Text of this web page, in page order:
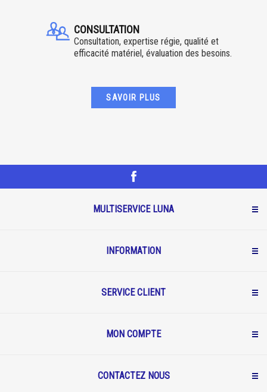
CONSULTATION
Consultation, expertise régie, qualité et
efficacité matériel, évaluation des besoins.
SAVOIR PLUS
MULTISERVICE LUNA
INFORMATION
SERVICE CLIENT
MON COMPTE
CONTACTEZ NOUS